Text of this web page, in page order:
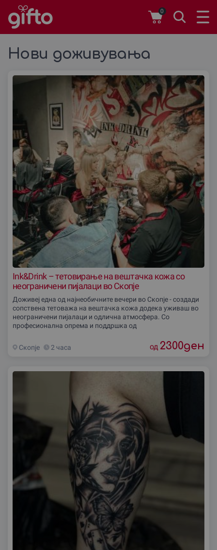
0
Нови доживувања
Ink&Drink – тетовирање на вештачка кожа со
неограничени пијалаци во Скопје
Доживеј една од најнеобичните вечери во Скопје - создади
сопствена тетоважа на вештачка кожа додека уживаш во
неограничени пијалаци и одлична атмосфера. Со
професионална опрема и поддршка од
Скопjе 2 часа од 2300ден